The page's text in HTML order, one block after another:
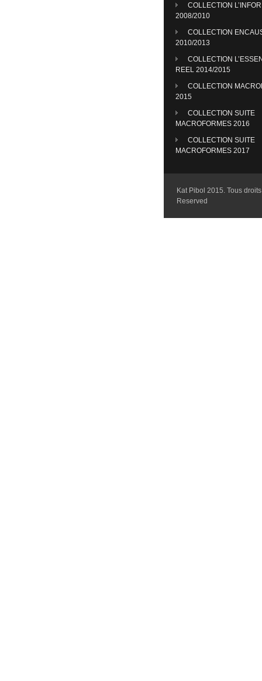
COLLECTION
2008/2010
COLLECTION
2010/2013
COLLECTION
REEL 2014/2015
COLLECTION
2015
COLLECTION SUITE
MACROFORMES 2016
COLLECTION SUITE
MACROFORMES 2017
Kat Pibol 2015. Tous
Reserved